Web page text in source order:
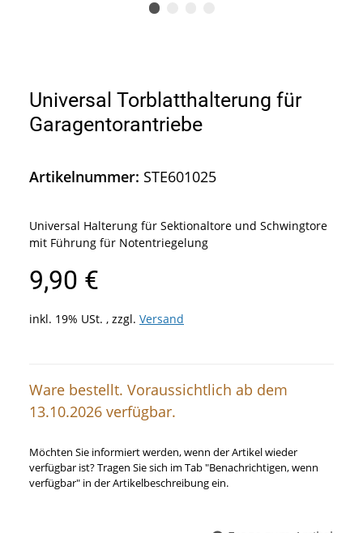
Universal Torblatthalterung für
Garagentorantriebe
Artikelnummer: STE601025
Universal Halterung für Sektionaltore und Schwingtore
mit Führung für Notentriegelung
9,90 €
inkl. 19% USt. , zzgl. Versand
Ware bestellt. Voraussichtlich ab dem
13.10.2026 verfügbar.
Möchten Sie informiert werden, wenn der Artikel wieder
verfügbar ist? Tragen Sie sich im Tab "Benachrichtigen, wenn
verfügbar" in der Artikelbeschreibung ein.